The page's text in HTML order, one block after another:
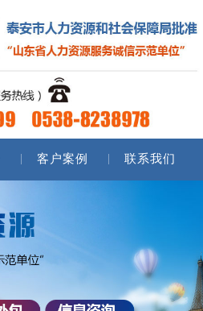
客户案例 联系我们